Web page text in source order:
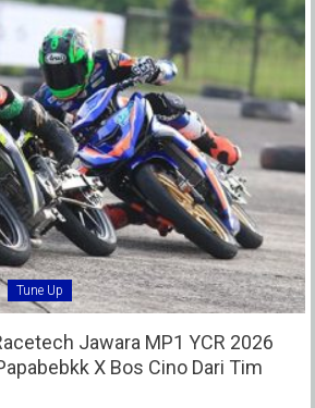
Tune Up
Jawara MP1 YCR 2026
X Bos Cino Dari Tim